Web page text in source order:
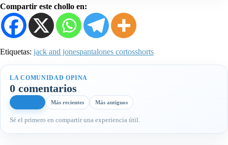
Compartir este chollo en:
Etiquetas: jack and jonespantalones cortosshorts
LA COMUNIDAD OPINA
0 comentarios
Más recientes Más antiguos
Sé el primero en compartir una experiencia útil.